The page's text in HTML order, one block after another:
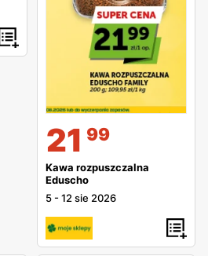
21 99
Kawa rozpuszczalna
Eduscho
5 -12 sie 2026